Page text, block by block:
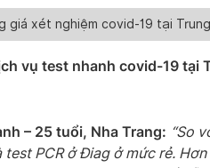
giá xét nghiệm covid-19 tại
vụ test nhanh covid-19 tại
– 25 tuổi, Nha Trang: “So
PCR ở Điag ở mức rẻ.